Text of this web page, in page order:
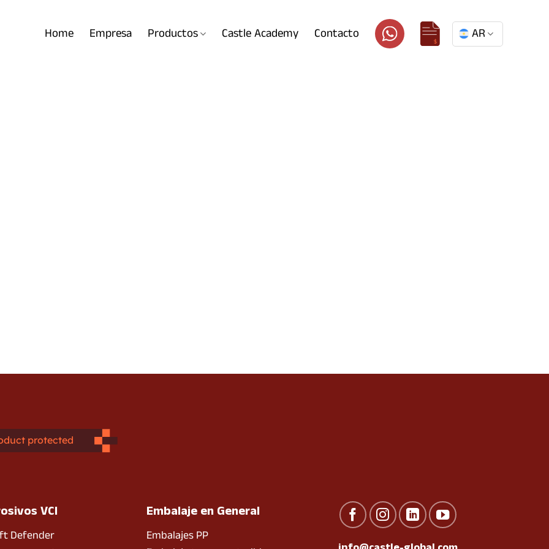
Home Empresa Productos Castle Academy Contacto AR
protected
VCI
Defender
Embalaje en General
Embalajes PP